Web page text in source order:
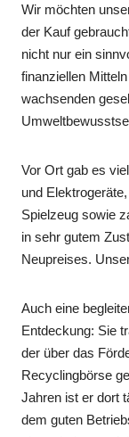
Wir möchten
der Kauf
nicht nur ein
finanziellen
wachsenden
Vor Ort gab es
und
Spielzeug sowie
in sehr gutem
Neupreises.
Auch eine
Entdeckung: Sie
der über das
Recyclingbörse
Jahren ist er dort
dem guten